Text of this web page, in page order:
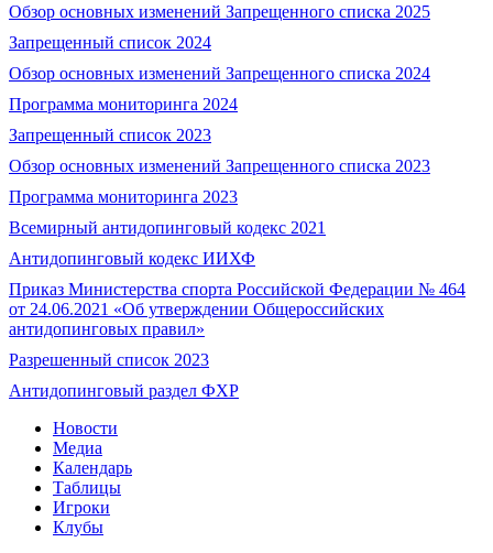
Обзор основных изменений Запрещенного списка 2025
Запрещенный список 2024
Обзор основных изменений Запрещенного списка 2024
Программа мониторинга 2024
Запрещенный список 2023
Обзор основных изменений Запрещенного списка 2023
Программа мониторинга 2023
Всемирный антидопинговый кодекс 2021
Антидопинговый кодекс ИИХФ
Приказ Министерства спорта Российской Федерации № 464
от 24.06.2021 «Об утверждении Общероссийских
антидопинговых правил»
Разрешенный список 2023
Антидопинговый раздел ФХР
Новости
Медиа
Календарь
Таблицы
Игроки
Клубы